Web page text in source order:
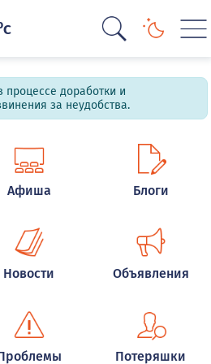
C
процессе доработки и
за неудобства.
Афиша Блоги
Новости Объявления
Потеряшки